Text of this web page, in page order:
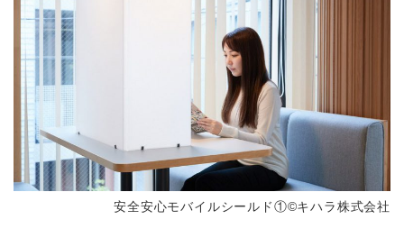
安全安心モバイルシールド①©キハラ株式会社